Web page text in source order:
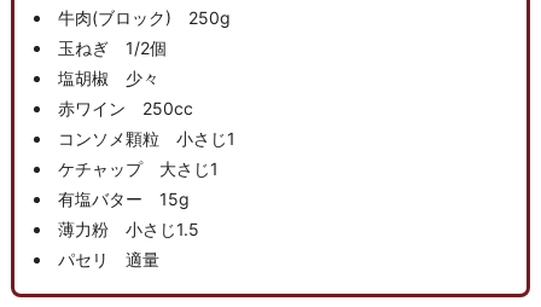
牛肉(ブロック) 250g
玉ねぎ 1/2個
塩胡椒 少々
赤ワイン 250cc
コンソメ顆粒 小さじ1
ケチャップ 大さじ1
有塩バター 15g
薄力粉 小さじ1.5
パセリ 適量